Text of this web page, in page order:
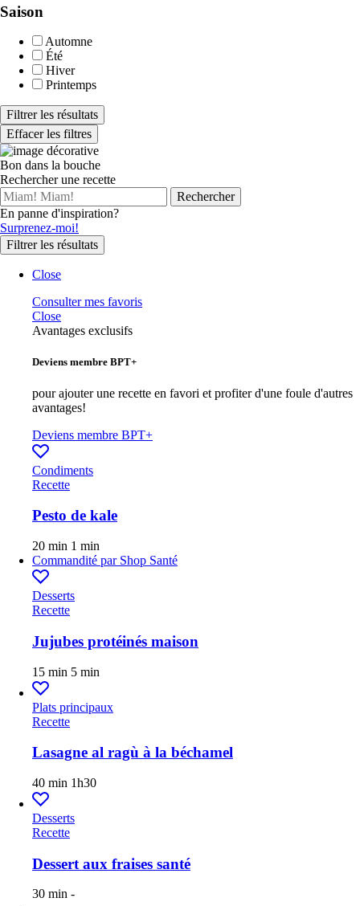
Saison
Automne
Été
Hiver
Printemps
Filtrer les résultats
Effacer les filtres
Bon dans la bouche
Rechercher une recette
En panne d'inspiration?
Surprenez-moi!
Filtrer les résultats
Close
Consulter mes favoris
Close
Avantages exclusifs
Deviens membre BPT+
pour ajouter une recette en favori et profiter d'une foule d'autres
avantages!
Deviens membre BPT+
Condiments
Recette
Pesto de kale
20 min 1 min
Commandité par Shop Santé
Desserts
Recette
Jujubes protéinés maison
15 min 5 min
Plats principaux
Recette
Lasagne al ragù à la béchamel
40 min 1h30
Desserts
Recette
Dessert aux fraises santé
30 min -